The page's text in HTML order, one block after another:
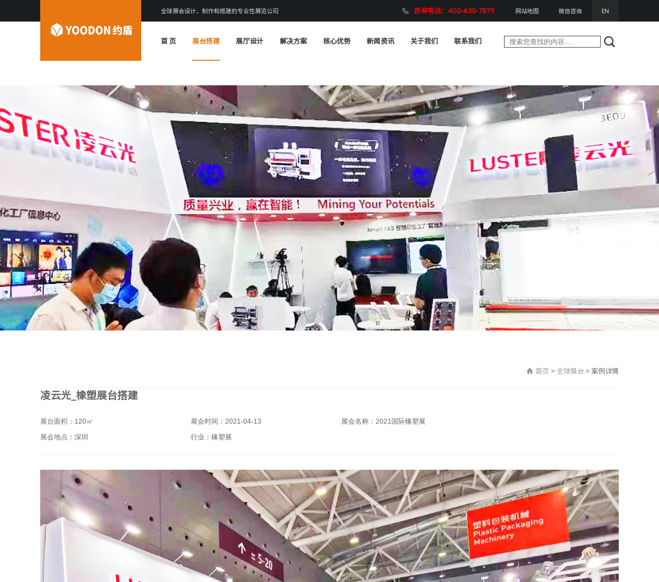
全球展会设计、制作和搭建的专业性展览公司 咨询电话：400-630-7879 网站地图 微信咨询 EN
首 页 展台搭建 展厅设计 解决方案 核心优势 新闻资讯 关于我们 联系我们
首页 > 全球展台 > 案例详情
凌云光_橡塑展台搭建
展台面积：120㎡ 展会时间：2021-04-13
展会名称：2021国际橡塑展
展会地点：深圳
行业：橡塑展